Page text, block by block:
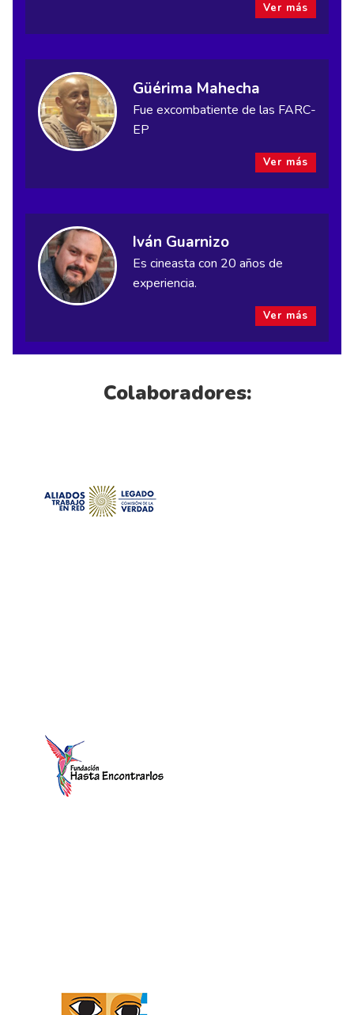
Ver más
Güérima Mahecha
Fue excombatiente de las FARC-
EP
Ver más
Iván Guarnizo
Es cineasta con 20 años de
experiencia.
Ver más
Colaboradores: